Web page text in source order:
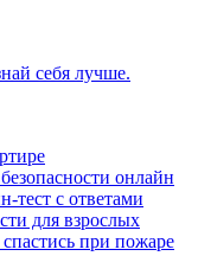
себя лучше.
онлайн
тест с ответами
для взрослых
при пожаре